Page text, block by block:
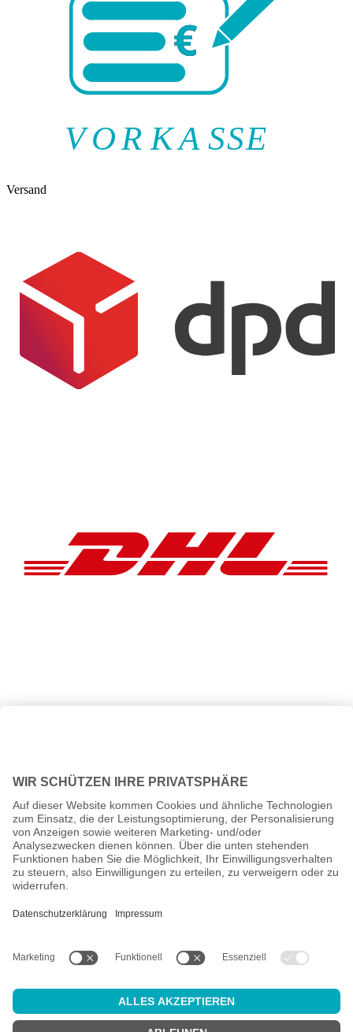
VOR KA SSE
Versand
ggf. Nachnahmegebühren, wenn nicht anders angegeben.
Altersprüfung